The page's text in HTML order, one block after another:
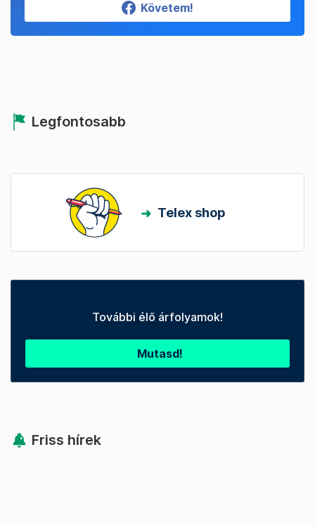
Követem!
Legfontosabb
Telex shop
További élő árfolyamok!
Mutasd!
Friss hírek